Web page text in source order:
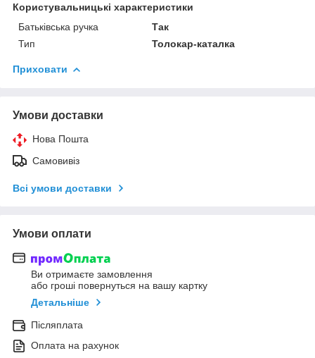
Користувальницькі характеристики
Батьківська ручка
Так
Тип
Толокар-каталка
Приховати
Умови доставки
Нова Пошта
Самовивіз
Всі умови доставки
Умови оплати
Ви отримаєте замовлення
або гроші повернуться на вашу картку
Детальніше
Післяплата
Оплата на рахунок